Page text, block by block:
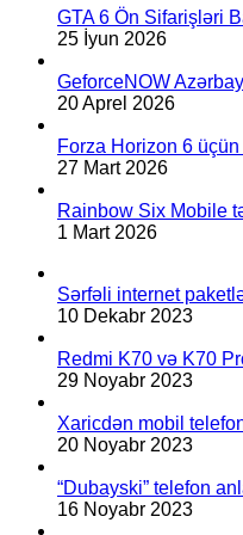
GTA 6 Ön Sifarişləri
25 İyun 2026
GeforceNOW
20 Aprel 2026
Forza Horizon 6
27 Mart 2026
Rainbow Six Mobile
1 Mart 2026
Sərfəli internet
10 Dekabr 2023
Redmi K70 və K70
29 Noyabr 2023
Xaricdən mobil
20 Noyabr 2023
“Dubayski” telefon
16 Noyabr 2023